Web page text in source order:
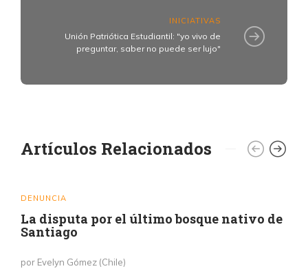
INICIATIVAS
Unión Patriótica Estudiantil: "yo vivo de
preguntar, saber no puede ser lujo"
Artículos Relacionados
DENUNCIA
La disputa por el último bosque nativo de
Santiago
por Evelyn Gómez (Chile)